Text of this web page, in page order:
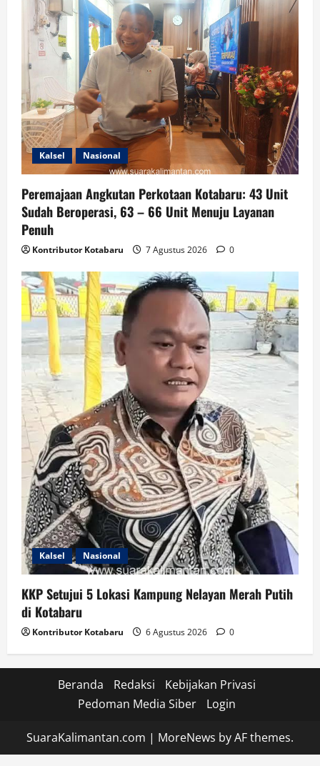
Kalsel Nasional
Peremajaan Angkutan Perkotaan Kotabaru: 43 Unit
Sudah Beroperasi, 63 – 66 Unit Menuju Layanan
Penuh
Kontributor Kotabaru 7 Agustus 2026 0
Kalsel Nasional
KKP Setujui 5 Lokasi Kampung Nelayan Merah Putih
di Kotabaru
Kontributor Kotabaru 6 Agustus 2026 0
Beranda Redaksi
Kebijakan Privasi
Pedoman Media Siber
Login
SuaraKalimantan.com | MoreNews by AF themes.